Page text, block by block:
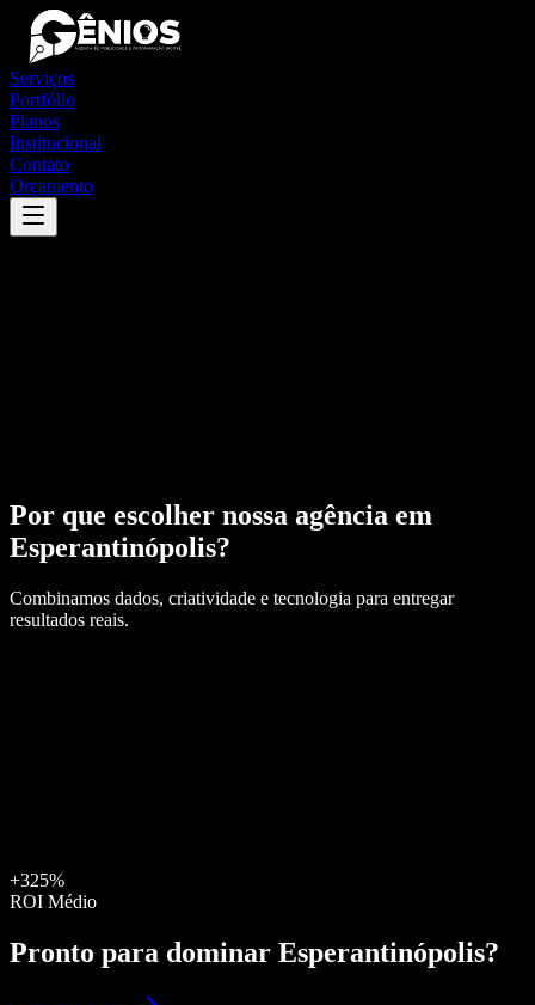
Serviços
Portfólio
Planos
Institucional
Contato
Orçamento
Por que escolher nossa agência em
Esperantinópolis?
Combinamos dados, criatividade e tecnologia para entregar
resultados reais.
+325%
ROI Médio
Pronto para dominar Esperantinópolis?